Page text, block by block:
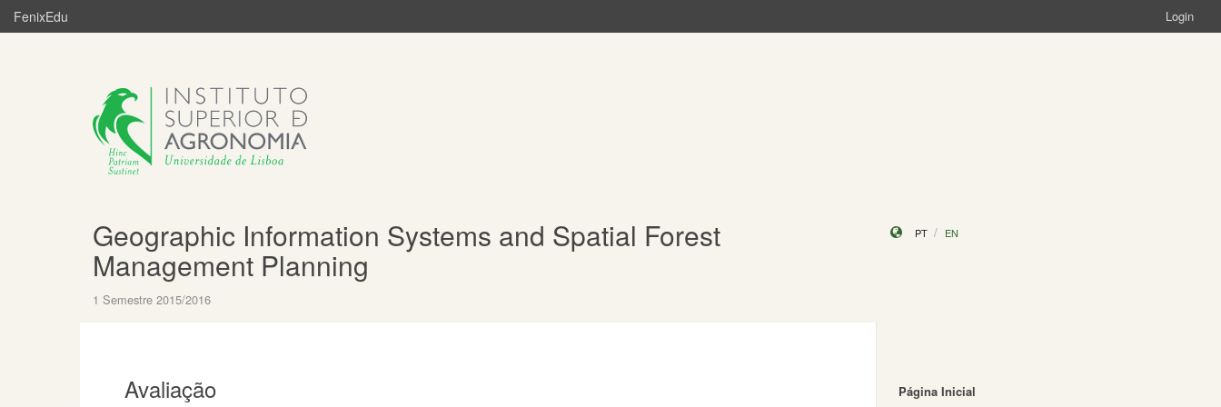
FenixEdu Login
Geographic Information Systems and Spatial Forest
Management Planning
1 Semestre 2015/2016
PT EN
Avaliação
Página Inicial